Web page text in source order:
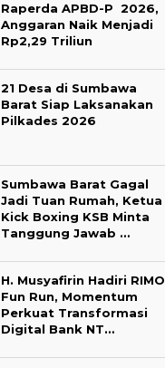
Raperda APBD-P 2026,
Anggaran Naik Menjadi
Rp2,29 Triliun
21 Desa di Sumbawa
Barat Siap Laksanakan
Pilkades 2026
Sumbawa Barat Gagal
Jadi Tuan Rumah, Ketua
Kick Boxing KSB Minta
Tanggung Jawab …
H. Musyafirin Hadiri RIMO
Fun Run, Momentum
Perkuat Transformasi
Digital Bank NT…